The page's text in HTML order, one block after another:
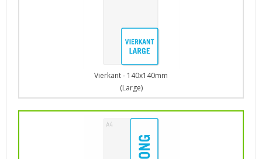
Vierkant - 140x140mm
(Large)